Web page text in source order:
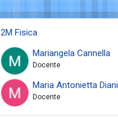
2M Fisica
Mariangela Cannella
Docente
Maria Antonietta Diani
Docente